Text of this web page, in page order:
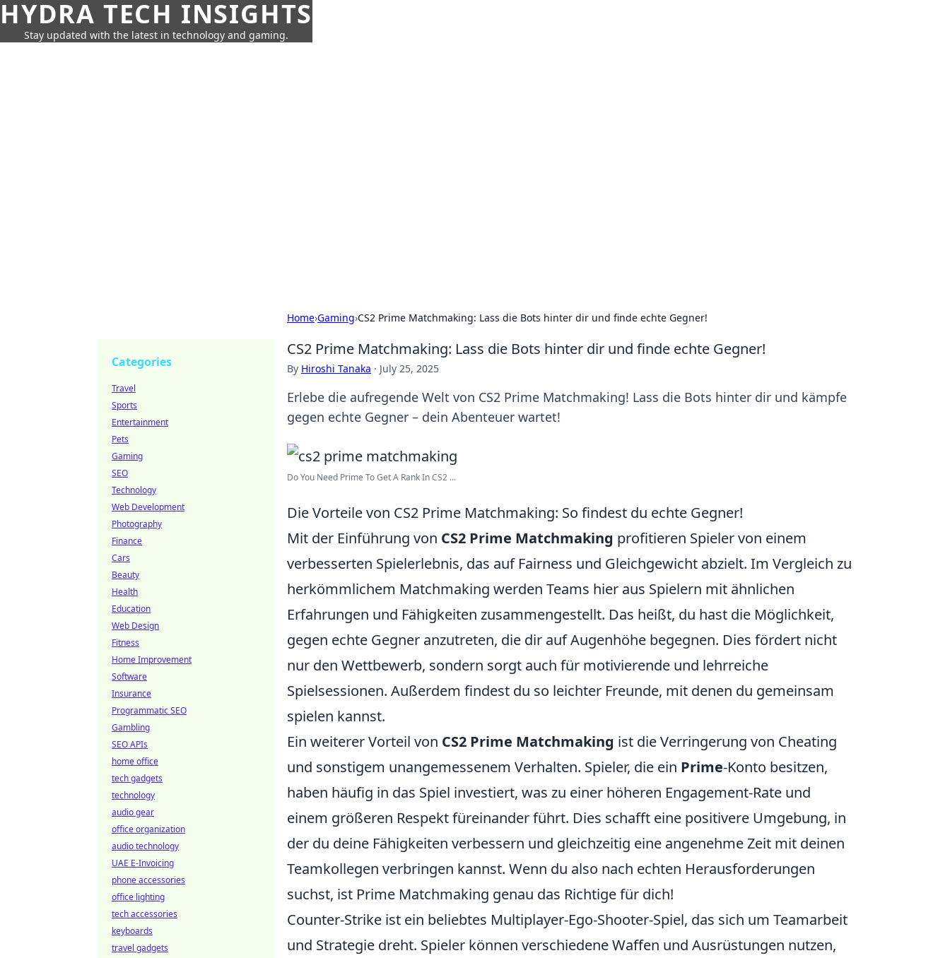
HYDRA TECH INSIGHTS
Stay updated with the latest in technology and gaming.
Home›Gaming›CS2 Prime Matchmaking: Lass die Bots hinter dir und finde echte Gegner!
CS2 Prime Matchmaking: Lass die Bots hinter dir und finde echte Gegner!
By Hiroshi Tanaka · July 25, 2025
Erlebe die aufregende Welt von CS2 Prime Matchmaking! Lass die Bots hinter dir und kämpfe
gegen echte Gegner – dein Abenteuer wartet!
Do You Need Prime To Get A Rank In CS2 ...
Die Vorteile von CS2 Prime Matchmaking: So findest du echte Gegner!
Mit der Einführung von CS2 Prime Matchmaking profitieren Spieler von einem
verbesserten Spielerlebnis, das auf Fairness und Gleichgewicht abzielt. Im Vergleich zu
herkömmlichem Matchmaking werden Teams hier aus Spielern mit ähnlichen
Erfahrungen und Fähigkeiten zusammengestellt. Das heißt, du hast die Möglichkeit,
gegen echte Gegner anzutreten, die dir auf Augenhöhe begegnen. Dies fördert nicht
nur den Wettbewerb, sondern sorgt auch für motivierende und lehrreiche
Spielsessionen. Außerdem findest du so leichter Freunde, mit denen du gemeinsam
spielen kannst.
Ein weiterer Vorteil von CS2 Prime Matchmaking ist die Verringerung von Cheating
und sonstigem unangemessenem Verhalten. Spieler, die ein Prime-Konto besitzen,
haben häufig in das Spiel investiert, was zu einer höheren Engagement-Rate und
einem größeren Respekt füreinander führt. Dies schafft eine positivere Umgebung, in
der du deine Fähigkeiten verbessern und gleichzeitig eine angenehme Zeit mit deinen
Teamkollegen verbringen kannst. Wenn du also nach echten Herausforderungen
suchst, ist Prime Matchmaking genau das Richtige für dich!
Counter-Strike ist ein beliebtes Multiplayer-Ego-Shooter-Spiel, das sich um Teamarbeit
und Strategie dreht. Spieler können verschiedene Waffen und Ausrüstungen nutzen,
Categories
Travel
Sports
Entertainment
Pets
Gaming
SEO
Technology
Web Development
Photography
Finance
Cars
Beauty
Health
Education
Web Design
Fitness
Home Improvement
Software
Insurance
Programmatic SEO
Gambling
SEO APIs
home office
tech gadgets
technology
audio gear
office organization
audio technology
UAE E-Invoicing
phone accessories
office lighting
tech accessories
keyboards
travel gadgets